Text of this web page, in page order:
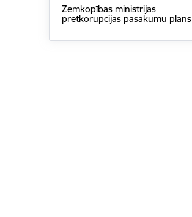
Zemkopības ministrijas
pretkorupcijas pasākumu plāns